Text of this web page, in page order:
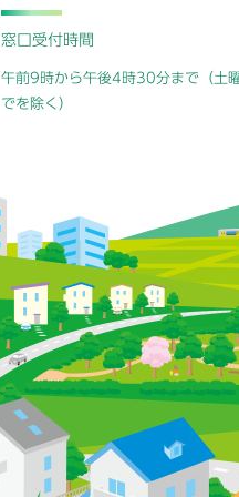
窓口受付時間
午前9時から午後4時30分まで（土
でを除く）